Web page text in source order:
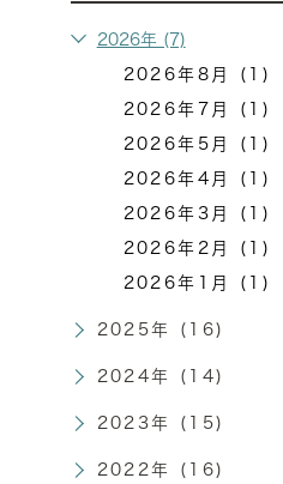
2026年 (7)
2026年8月 (1)
2026年7月 (1)
2026年5月 (1)
2026年4月 (1)
2026年3月 (1)
2026年2月 (1)
2026年1月 (1)
2025年 (16)
2024年 (14)
2023年 (15)
2022年 (16)